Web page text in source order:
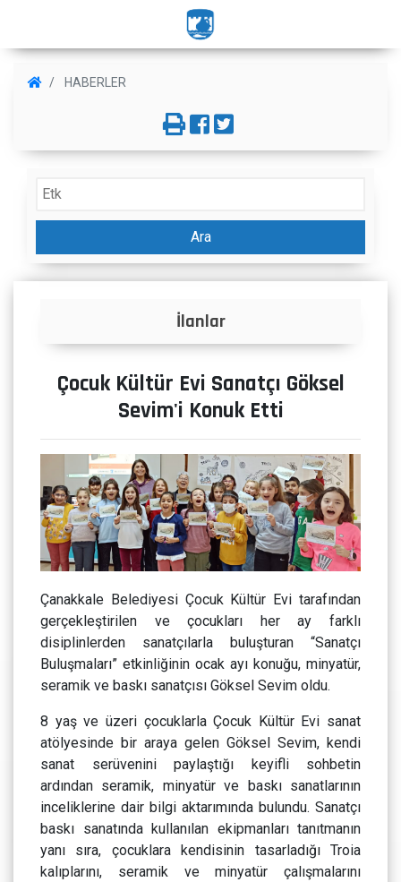
HABERLER
Ara
İlanlar
Çocuk Kültür Evi Sanatçı Göksel
Sevim'i Konuk Etti
Çanakkale Belediyesi Çocuk Kültür Evi tarafından
gerçekleştirilen ve çocukları her ay farklı
disiplinlerden sanatçılarla buluşturan “Sanatçı
Buluşmaları” etkinliğinin ocak ayı konuğu, minyatür,
seramik ve baskı sanatçısı Göksel Sevim oldu.
8 yaş ve üzeri çocuklarla Çocuk Kültür Evi sanat
atölyesinde bir araya gelen Göksel Sevim, kendi
sanat serüvenini paylaştığı keyifli sohbetin
ardından seramik, minyatür ve baskı sanatlarının
inceliklerine dair bilgi aktarımında bulundu. Sanatçı
baskı sanatında kullanılan ekipmanları tanıtmanın
yanı sıra, çocuklara kendisinin tasarladığı Troia
kalıplarını, seramik ve minyatür çalışmalarını